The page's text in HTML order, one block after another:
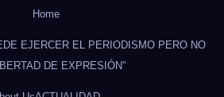
Home
EJERCER EL PERIODISMO PERO NO
DE EXPRESIÓN”